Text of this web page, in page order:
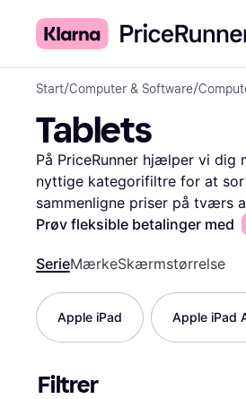
Start/Computer & Software/
Tablets
På PriceRunner hjælper vi dig
nyttige kategorifiltre for at
sammenligne priser på tværs
bedre forståelse af
efter en tablet til arbejde,
sikrer, at du får mest muligt
Prøv fleksible betalinger med
SerieMærkeSkærmstørrelse
Apple iPad Apple iPad
Filtrer